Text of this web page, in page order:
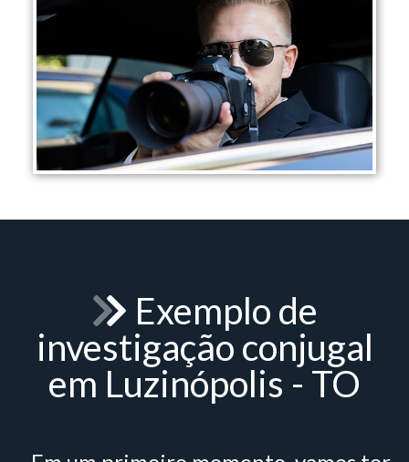
Exemplo de
investigação conjugal
em Luzinópolis - TO